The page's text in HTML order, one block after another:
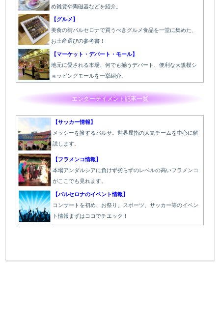
め雑貨や陶磁器などを紹介。
【グルメ】
美食の街バルセロナで買うべきグルメ食品を一堂に集めた、
お土産選びの参考書！
【マーケット・デパート・モール】
地元に愛される市場、何でも揃うデパート、便利な大規模シ
ョッピングモールを一挙紹介。
エンターテイメント記事一覧
【サッカー情報】
メッシーを擁するバルサ。世界屈指の人気チームを中心に解
説します。
【フラメンコ情報】
本場アンダルシアに負けず劣らずのレベルの高いフラメンコ
がここでも見れます。
【バルセロナのイベント情報】
コンサートを初め、お祭り、スポーツ、サッカー等のイベン
ト情報まずはココでチエック！